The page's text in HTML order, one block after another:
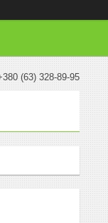
(63) 328-89-95